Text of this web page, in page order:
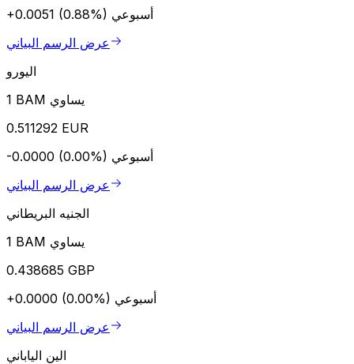
+0.0051 (0.88%) أسبوعي
عرض الرسم البياني
اليورو
1 BAM يساوي
0.511292 EUR
-0.0000 (0.00%) أسبوعي
عرض الرسم البياني
الجنيه البريطاني
1 BAM يساوي
0.438685 GBP
+0.0000 (0.00%) أسبوعي
عرض الرسم البياني
الين الياباني